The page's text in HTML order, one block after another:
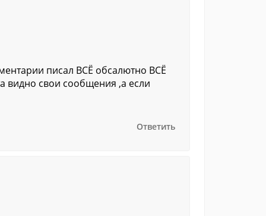
писал ВСЁ обсалютно ВСЁ
видно свои сообщения ,а если
Ответить